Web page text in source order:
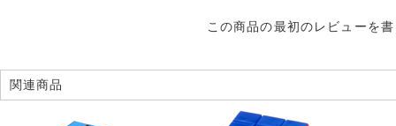
この商品の最初のレビューを
関連商品